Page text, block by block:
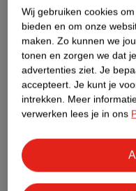
Over dit product
Productinformatie
Nature Impact Score
Dit
Bestel &
Wij gebruiken cookies
bieden en om onze
maken. Zo kunnen we
tonen en zorgen we dat
advertenties ziet. Je
accepteert. Je kunt je
intrekken. Meer
verwerken lees je in ons